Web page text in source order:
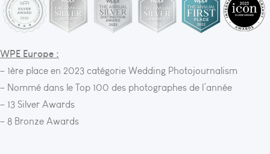
WPE Europe :
– 1ère place en 2023 catégorie Wedding Photojournalism
– Nommé dans le Top 100 des photographes de l’année
– 13 Silver Awards
– 8 Bronze Awards